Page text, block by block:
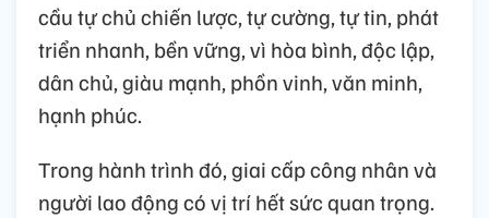
cầu tự chủ chiến lược, tự cường, tự tin, phát
triển nhanh, bền vững, vì hòa bình, độc lập,
dân chủ, giàu mạnh, phồn vinh, văn minh,
hạnh phúc.
Trong hành trình đó, giai cấp công nhân và
người lao động có vị trí hết sức quan trọng.